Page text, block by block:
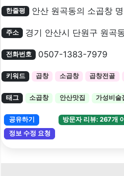
한줄평 안산 원곡동의 소곱창
주소 경기 안산시 단원구 원곡
전화번호 0507-1383-7979
키워드 곱창 소곱창 곱창전골
태그 소곱창 안산맛집 가성비술
방문자 리뷰: 267개
공유하기
정보 수정 요청